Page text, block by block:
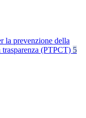
la prevenzione della
(PTPCT) 5